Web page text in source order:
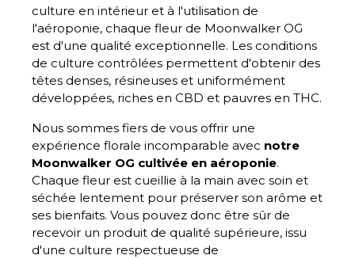
culture en intérieur et à l'utilisation de
l'aéroponie, chaque fleur de Moonwalker OG
est d'une qualité exceptionnelle. Les conditions
de culture contrôlées permettent d'obtenir des
têtes denses, résineuses et uniformément
développées, riches en CBD et pauvres en THC.
Nous sommes fiers de vous offrir une
expérience florale incomparable avec notre
Moonwalker OG cultivée en aéroponie.
Chaque fleur est cueillie à la main avec soin et
séchée lentement pour préserver son arôme et
ses bienfaits. Vous pouvez donc être sûr de
recevoir un produit de qualité supérieure, issu
d'une culture respectueuse de